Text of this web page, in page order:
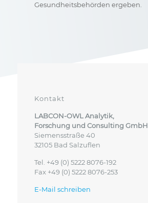
Gesundheitsbehörden ergeben.
Kontakt
LABCON-OWL Analytik,
Forschung und Consulting GmbH
Siemensstraße 40
32105 Bad Salzuflen
Tel. +49 (0) 5222 8076-192
Fax +49 (0) 5222 8076-253
E-Mail schreiben